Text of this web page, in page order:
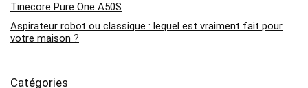
Tinecore Pure One A50S
Aspirateur robot ou classique : lequel est vraiment fait pour
votre maison ?
Catégories